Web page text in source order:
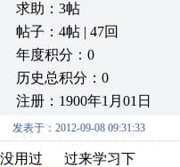
求助：3帖
帖子：4帖 | 47回
年度积分：0
历史总积分：0
注册：1900年1月01日
发表于：2012-09-08 09:31:33
没用过 过来学习下